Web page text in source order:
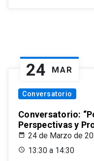
24 MAR
Conversatorio
Conversatorio:
Perspectivas y
24 de Marzo de
13:30 a 14:30